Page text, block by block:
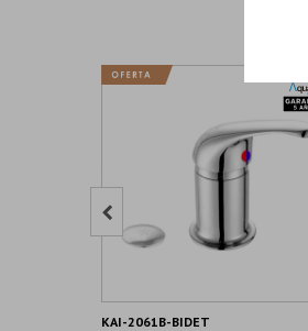
KAI-2061B-BIDET
